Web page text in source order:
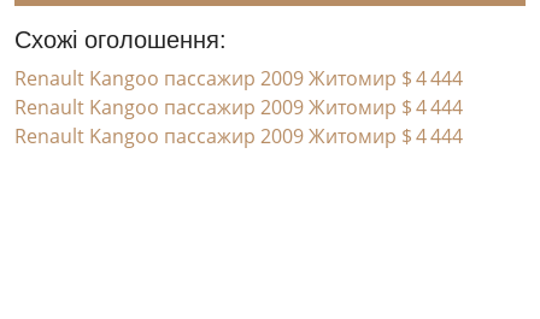
Схожі оголошення:
Renault Kangoo пассажир 2009 Житомир $ 4 444
Renault Kangoo пассажир 2009 Житомир $ 4 444
Renault Kangoo пассажир 2009 Житомир $ 4 444